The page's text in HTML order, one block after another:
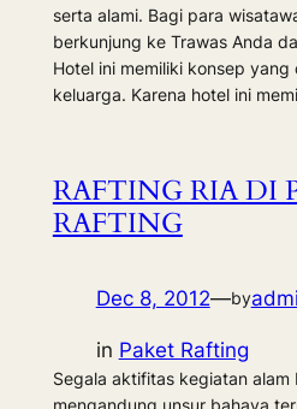
serta alami. Bagi para
berkunjung ke Trawas Anda
Hotel ini memiliki konsep
keluarga. Karena hotel ini
RAFTING RIA DI
RAFTING
Dec 8, 2012—by
in Paket Rafting
Segala aktifitas kegiatan alam
mengandung unsur bahaya